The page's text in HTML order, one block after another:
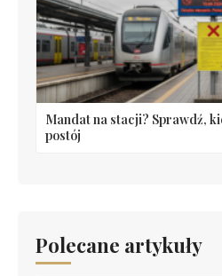
Mandat na stacji? Sprawdź,
postój
Polecane artykuły